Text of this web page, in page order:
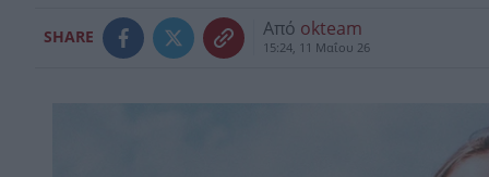
SHARE Από okteam
15:24, 11 Μαΐου 26